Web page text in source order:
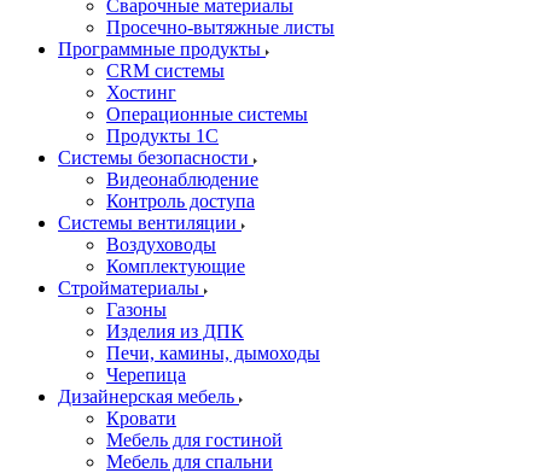
Сварочные материалы
Просечно-вытяжные листы
Программные продукты
CRM системы
Хостинг
Операционные системы
Продукты 1С
Системы безопасности
Видеонаблюдение
Контроль доступа
Системы вентиляции
Воздуховоды
Комплектующие
Стройматериалы
Газоны
Изделия из ДПК
Печи, камины, дымоходы
Черепица
Дизайнерская мебель
Кровати
Мебель для гостиной
Мебель для спальни